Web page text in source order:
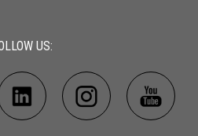
US: